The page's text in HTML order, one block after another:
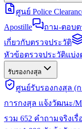
ศูนย์ Police
Apostille
ถาม-ตอบต
เกี่ยวกับตรวจประวัติ
หัวข้อตรวจประวัติแบ่ง
รับรองกงสุล
ศูนย์รับรองกงสุล (
การกงสุล แจ้งวัฒนะ/
รวม 652 คำถามจริงเ